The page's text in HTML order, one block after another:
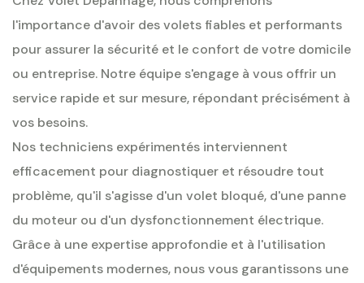
l'importance d'avoir des volets fiables et performants
pour assurer la sécurité et le confort de votre domicile
ou entreprise. Notre équipe s'engage à vous offrir un
service rapide et sur mesure, répondant précisément à
vos besoins.
Nos techniciens expérimentés interviennent
efficacement pour diagnostiquer et résoudre tout
problème, qu'il s'agisse d'un volet bloqué, d'une panne
du moteur ou d'un dysfonctionnement électrique.
Grâce à une expertise approfondie et à l'utilisation
d'équipements modernes, nous vous garantissons une